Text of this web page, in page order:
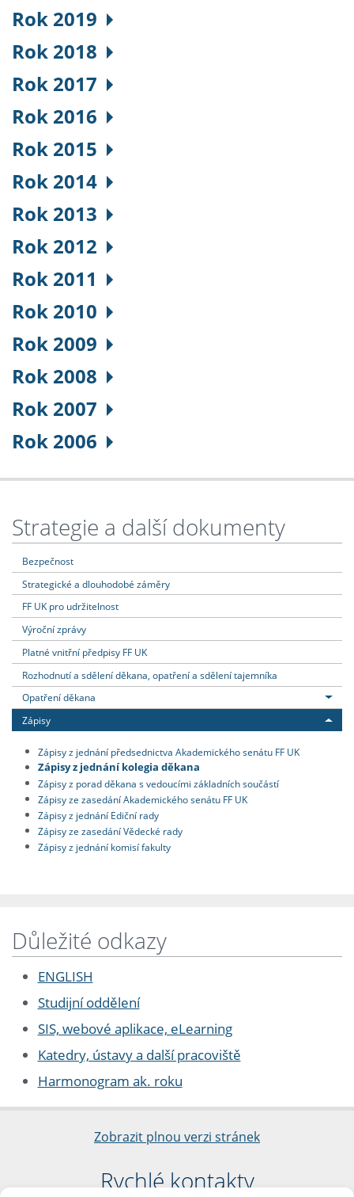
Rok 2019
Rok 2018
Rok 2017
Rok 2016
Rok 2015
Rok 2014
Rok 2013
Rok 2012
Rok 2011
Rok 2010
Rok 2009
Rok 2008
Rok 2007
Rok 2006
Strategie a další dokumenty
Bezpečnost
Strategické a dlouhodobé záměry
FF UK pro udržitelnost
Výroční zprávy
Platné vnitřní předpisy FF UK
Rozhodnutí a sdělení děkana, opatření a sdělení tajemníka
Opatření děkana
Zápisy
Zápisy z jednání předsednictva Akademického senátu FF UK
Zápisy z jednání kolegia děkana
Zápisy z porad děkana s vedoucími základních součástí
Zápisy ze zasedání Akademického senátu FF UK
Zápisy z jednání Ediční rady
Zápisy ze zasedání Vědecké rady
Zápisy z jednání komisí fakulty
Důležité odkazy
ENGLISH
Studijní oddělení
SIS, webové aplikace, eLearning
Katedry, ústavy a další pracoviště
Harmonogram ak. roku
Zobrazit plnou verzi stránek
Rychlé kontakty